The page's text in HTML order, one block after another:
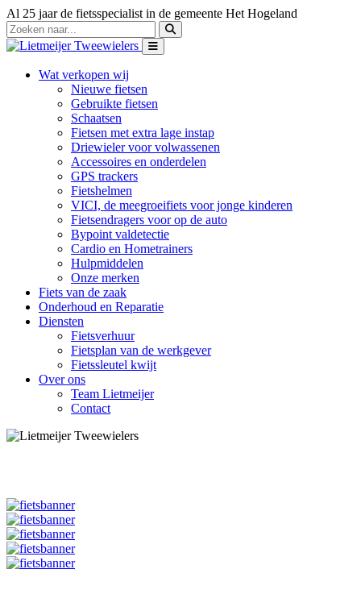
Al 25 jaar de fietsspecialist in de gemeente Het Hogeland
Wat verkopen wij
Nieuwe fietsen
Gebruikte fietsen
Schaatsen
Fietsen met extra lage instap
Driewieler voor volwassenen
Accessoires en onderdelen
GPS trackers
Fietshelmen
VICI, de meegroeifiets voor jonge kinderen
Fietsendragers voor op de auto
Bypoint valdetectie
Cardio en Hometrainers
Hulpmiddelen
Onze merken
Fiets van de zaak
Onderhoud en Reparatie
Diensten
Fietsverhuur
Fietsplan van de werkgever
Fietssleutel kwijt
Over ons
Team Lietmeijer
Contact